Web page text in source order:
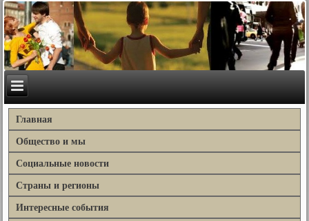
Главная
Общество и мы
Социальные новости
Страны и регионы
Интересные события